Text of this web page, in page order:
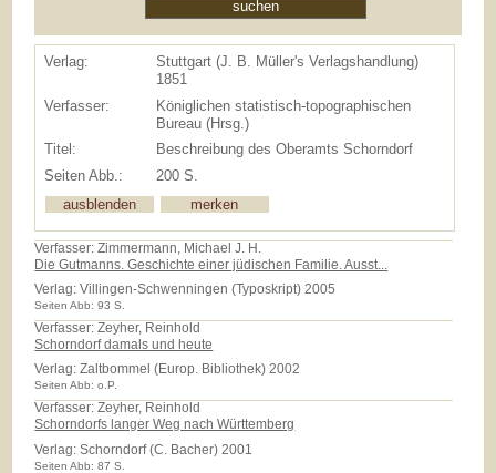
Verlag:
Stuttgart (J. B. Müller's Verlagshandlung)
1851
Verfasser:
Königlichen statistisch-topographischen
Bureau (Hrsg.)
Titel:
Beschreibung des Oberamts Schorndorf
Seiten Abb.:
200 S.
Verfasser: Zimmermann, Michael J. H.
Die Gutmanns. Geschichte einer jüdischen Familie. Ausst...
Verlag:Villingen-Schwenningen (Typoskript) 2005
Seiten Abb: 93 S.
Verfasser: Zeyher, Reinhold
Schorndorf damals und heute
Verlag:Zaltbommel (Europ. Bibliothek) 2002
Seiten Abb: o.P.
Verfasser: Zeyher, Reinhold
Schorndorfs langer Weg nach Württemberg
Verlag:Schorndorf (C. Bacher) 2001
Seiten Abb: 87 S.